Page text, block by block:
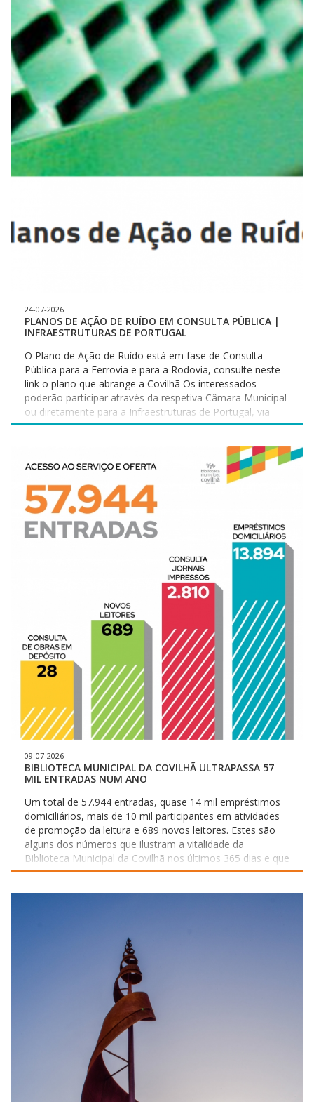
Portugal, a Marinha Grande e o Fórum Oceano. Este
projeto visa assegurar que crianças e jovens tenham
acesso a atividades educativas, recreativas e desportivas
durante a interrupção letiva. Paralelamente estimula a
cooperação territorial e a solidariedade entre municípios
da Região Centro, num contexto particularmente
exigente, tendo em conta os impactos da tempestade
Kristin. Durante os quatro dias, os participantes terão
oportunidade de descobrir as potencialidades da Covilhã.
O programa inclui atividades na Piscina Praia, na
Biblioteca Municipal e no Museu da Covilhã. Para a
Vereadora do Pelouro do Turismo, Regina Gouveia, “a
adesão da Covilhã à Rede Náutica Solidária reforça o
no interior do país”. Para além das áreas da cultura,
educação e turismo do Município da Covilhã, o
acolhimento conta com o apoio da Pousada da Juventude
24-07-2026
PLANOS DE AÇÃO DE RUÍDO EM CONSULTA PÚBLICA |
INFRAESTRUTURAS DE PORTUGAL
O Plano de Ação de Ruído está em fase de Consulta
Pública para a Ferrovia e para a Rodovia, consulte neste
link o plano que abrange a Covilhã Os interessados
poderão participar através da respetiva Câmara Municipal
ou diretamente para a Infraestruturas de Portugal, via
postal, para Departamento de Ambiente e
ambiente@infraestruturasdeportugal.pt, dentro dos
prazos das Consultas.
09-07-2026
BIBLIOTECA MUNICIPAL DA COVILHÃ ULTRAPASSA 57
MIL ENTRADAS NUM ANO
Um total de 57.944 entradas, quase 14 mil empréstimos
domiciliários, mais de 10 mil participantes em atividades
de promoção da leitura e 689 novos leitores. Estes são
alguns dos números que ilustram a vitalidade da
Biblioteca Municipal da Covilhã nos últimos 365 dias e que
assinalam os 109 anos de leitura pública na Covilhã, uma
consolidou o seu papel como equipamento cultural de
referência, tendo registado um crescimento na procura,
com 57.944 entradas, ou seja, mais 3.909 entradas do
que as 54.035 do ano transato. Os dados revelam uma
instituição viva e próxima da comunidade: registaram-se
13.894 empréstimos domiciliários, 327 sessões de
mediação da leitura, que envolveram 10.372 participantes,
76 oficinas criativas, frequentadas por 2.915 pessoas,
além de 22 exposições, 16 ações de formação e dezenas
de iniciativas dirigidas a públicos de todas as idades. A
biblioteca reforçou igualmente a sua missão enquanto
espaço de inclusão digital e apoio à comunidade,